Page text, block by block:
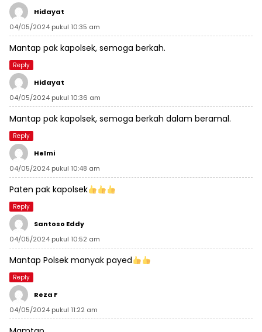
Hidayat
04/05/2024 pukul 10:35 am
Mantap pak kapolsek, semoga berkah.
Reply
Hidayat
04/05/2024 pukul 10:36 am
Mantap pak kapolsek, semoga berkah dalam beramal.
Reply
Helmi
04/05/2024 pukul 10:48 am
Paten pak kapolsek
Reply
Santoso Eddy
04/05/2024 pukul 10:52 am
Mantap Polsek manyak payed
Reply
Reza F
04/05/2024 pukul 11:22 am